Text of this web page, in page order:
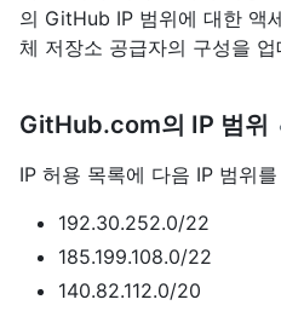
의 GitHub IP 범위에 대한 액
체 저장소 공급자의 구성을
GitHub.com의 IP 범위
IP 허용 목록에 다음 IP 범위
192.30.252.0/22
185.199.108.0/22
140.82.112.0/20